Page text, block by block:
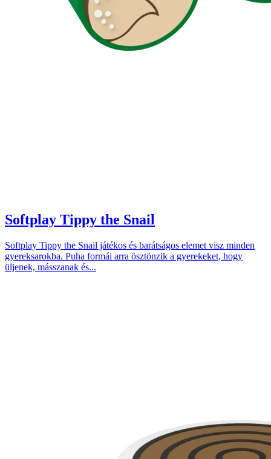
Softplay Tippy the Snail
Softplay Tippy the Snail játékos és barátságos elemet visz minden
gyereksarokba. Puha formái arra ösztönzik a gyerekeket, hogy
üljenek, másszanak és...